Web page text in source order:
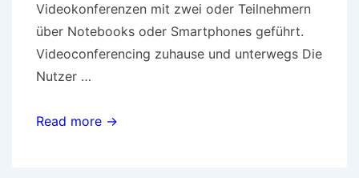
Videokonferenzen mit zwei oder Teilnehmern
über Notebooks oder Smartphones geführt.
Videoconferencing zuhause und unterwegs Die
Nutzer …
Mobile
Read more →